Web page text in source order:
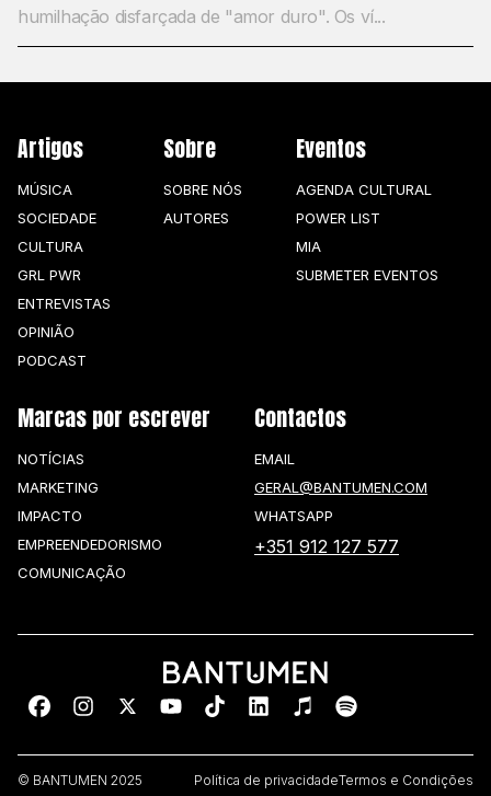
humilhação disfarçada de "amor duro". Os ví...
Artigos
MÚSICA
SOCIEDADE
CULTURA
GRL PWR
ENTREVISTAS
OPINIÃO
PODCAST
Sobre
SOBRE NÓS
AUTORES
Eventos
AGENDA CULTURAL
POWER LIST
MIA
SUBMETER EVENTOS
Marcas por escrever
NOTÍCIAS
MARKETING
IMPACTO
EMPREENDEDORISMO
COMUNICAÇÃO
Contactos
EMAIL
GERAL@BANTUMEN.COM
WHATSAPP
+351 912 127 577
© BANTUMEN 2025 Política de privacidadeTermos e Condições